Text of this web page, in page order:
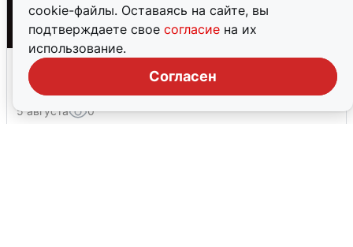
cookie-файлы. Оставаясь на сайте, вы
подтверждаете свое согласие на их
использование.
Согласен
Взрывы в Воронеже после сигнала
тревоги
5 августа 0